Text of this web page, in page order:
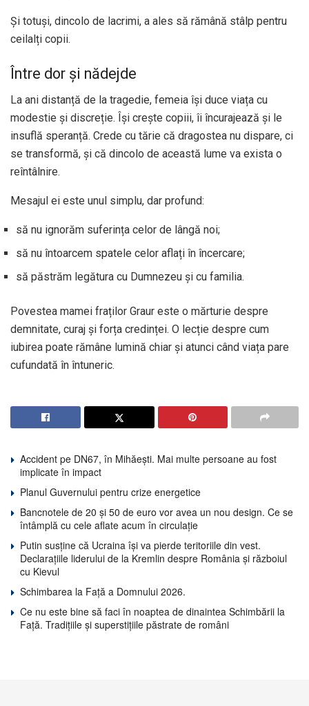
Și totuși, dincolo de lacrimi, a ales să rămână stâlp pentru
ceilalți copii.
Între dor și nădejde
La ani distanță de la tragedie, femeia își duce viața cu
modestie și discreție. Își crește copiii, îi încurajează și le
insuflă speranță. Crede cu tărie că dragostea nu dispare, ci
se transformă, și că dincolo de această lume va exista o
reîntâlnire.
Mesajul ei este unul simplu, dar profund:
să nu ignorăm suferința celor de lângă noi;
să nu întoarcem spatele celor aflați în încercare;
să păstrăm legătura cu Dumnezeu și cu familia.
Povestea mamei fraților Graur este o mărturie despre
demnitate, curaj și forța credinței. O lecție despre cum
iubirea poate rămâne lumină chiar și atunci când viața pare
cufundată în întuneric.
Accident pe DN67, în Mihăești. Mai multe persoane au fost
implicate în impact
Planul Guvernului pentru crize energetice
Bancnotele de 20 și 50 de euro vor avea un nou design. Ce se
întâmplă cu cele aflate acum în circulație
Putin susține că Ucraina își va pierde teritoriile din vest.
Declarațiile liderului de la Kremlin despre România și războiul
cu Kievul
Schimbarea la Față a Domnului 2026.
Ce nu este bine să faci în noaptea de dinaintea Schimbării la
Față. Tradițiile și superstițiile păstrate de români